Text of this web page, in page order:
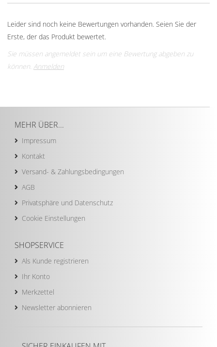
Leider sind noch keine Bewertungen vorhanden. Seien Sie der
Erste, der das Produkt bewertet.
Sie müssen angemeldet sein um eine Bewertung abgeben zu
können. Anmelden
MEHR ÜBER...
Impressum
Kontakt
Versand- & Zahlungsbedingungen
AGB
Privatsphäre und Datenschutz
Cookie Einstellungen
SHOPSERVICE
Als Kunde registrieren
Ihr Konto
Merkzettel
Newsletter abonnieren